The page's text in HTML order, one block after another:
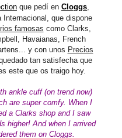
que pedí en Cloggs
que dispone
famosas como Clarks,
Havaianas, French
y con unos Precios
tan satisfecha que
este que os traigo hoy.
ankle cuff (on trend now)
are super comfy. When I
a Clarks shop and I saw
higher! And when I arrived
them on Cloggs.